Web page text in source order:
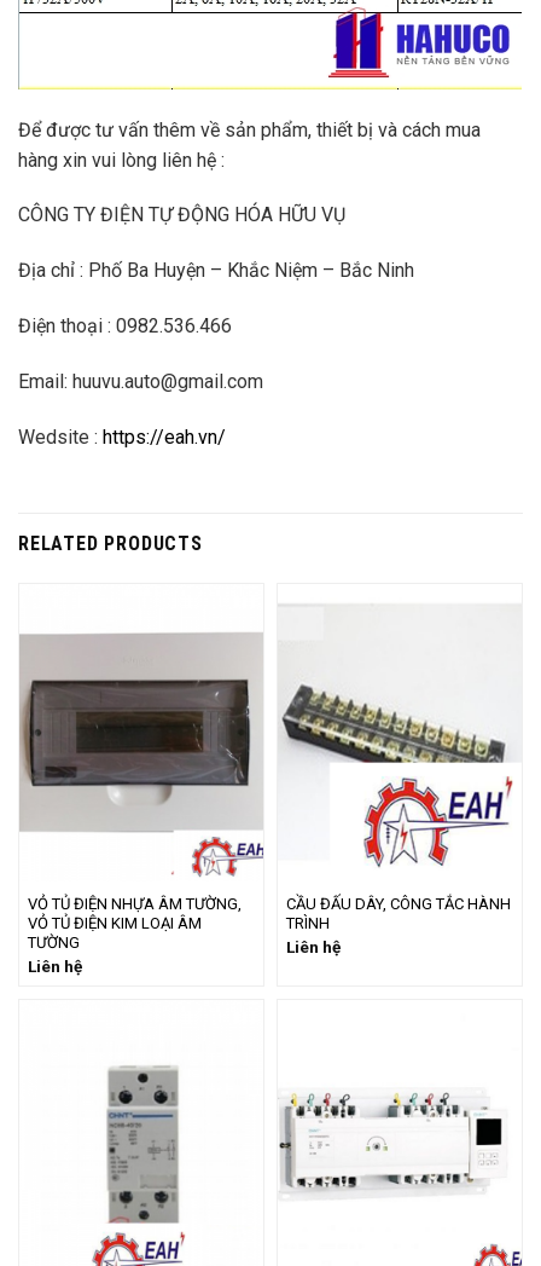
Để được tư vấn thêm về sản phẩm, thiết bị và cách mua
hàng xin vui lòng liên hệ :
CÔNG TY ĐIỆN TỰ ĐỘNG HÓA HỮU VỤ
Địa chỉ : Phố Ba Huyện – Khắc Niệm – Bắc Ninh
Điện thoại : 0982.536.466
Email: huuvu.auto@gmail.com
Wedsite : https://eah.vn/
RELATED PRODUCTS
VỎ TỦ ĐIỆN NHỰA ÂM TƯỜNG,
VỎ TỦ ĐIỆN KIM LOẠI ÂM
TƯỜNG
Liên hệ
CẦU ĐẤU DÂY, CÔNG TẮC HÀNH
TRÌNH
Liên hệ